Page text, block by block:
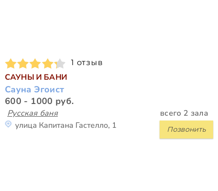
1 отзыв
САУНЫ И БАНИ
Сауна Эгоист
600 - 1000 руб.
Русская баня всего 2 зала
Позвонить
улица Капитана Гастелло, 1